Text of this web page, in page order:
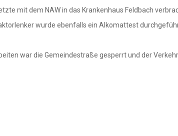
mit dem NAW in das Krankenhaus Feldbach
wurde ebenfalls ein Alkomattest
war die Gemeindestraße gesperrt und der